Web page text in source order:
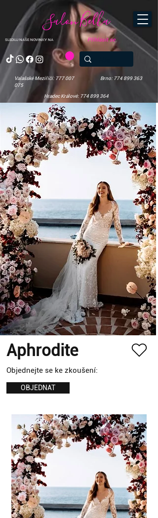
SLEDUJ NAŠE NOVINKY NA
Salon Bella
Valašské Meziříčí: 777 007
075
Brno: 774 899 363
Hradec Králové: 774 899 364
Přihlásit se
Aphrodite
Objednejte se ke zkoušení:
OBJEDNAT